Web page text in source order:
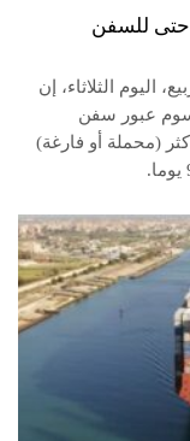
حتى للسفن
اليوم الثلاثاء، إن
بـ15% من رسوم عبور سفن
130 ألف طن أو أكثر (محملة أو فارغة)